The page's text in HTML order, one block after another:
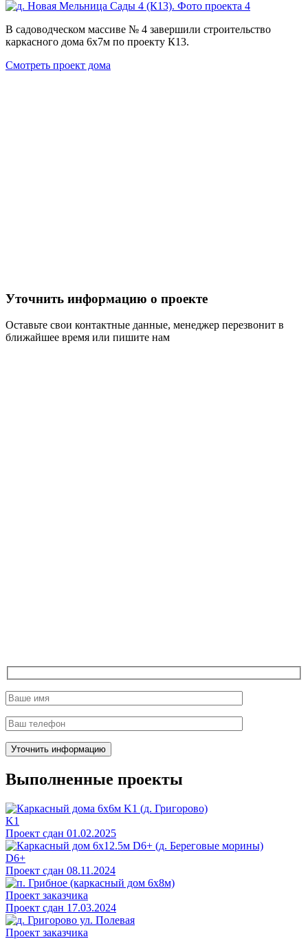
В садоводческом массиве № 4 завершили строительство
каркасного дома 6х7м по проекту К13.
Смотреть проект дома
Уточнить информацию о проекте
Оставьте свои контактные данные, менеджер перезвонит в
ближайшее время или пишите нам
Выполненные проекты
K1
Проект сдан 01.02.2025
D6+
Проект сдан 08.11.2024
Проект заказчика
Проект сдан 17.03.2024
Проект заказчика